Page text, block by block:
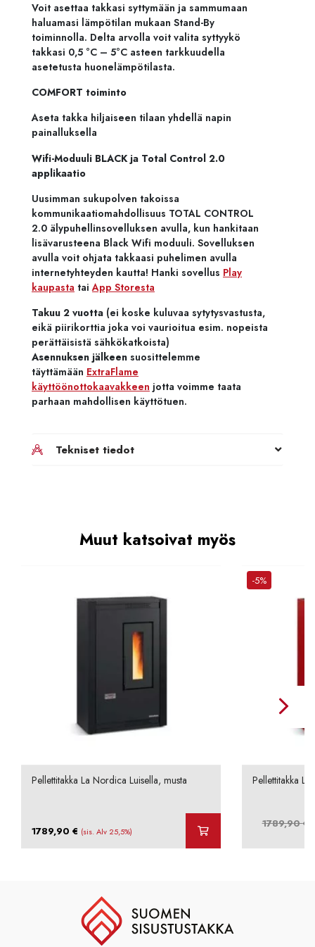
Voit asettaa takkasi syttymään ja sammumaan
haluamasi lämpötilan mukaan Stand-By
toiminnolla. Delta arvolla voit valita syttyykö
takkasi 0,5 °C – 5°C asteen tarkkuudella
asetetusta huonelämpötilasta.
COMFORT toiminto
Aseta takka hiljaiseen tilaan yhdellä napin
painalluksella
Wifi-Moduuli BLACK ja Total Control 2.0
applikaatio
Uusimman sukupolven takoissa
kommunikaatiomahdollisuus TOTAL CONTROL
2.0 älypuhellinsovelluksen avulla, kun hankitaan
lisävarusteena Black Wifi moduuli. Sovelluksen
avulla voit ohjata takkaasi puhelimen avulla
internetyhteyden kautta! Hanki sovellus Play
kaupasta tai App Storesta
Takuu 2 vuotta (ei koske kuluvaa sytytysvastusta,
eikä piirikorttia joka voi vaurioitua esim. nopeista
perättäisistä sähkökatkoista)
Asennuksen jälkeen suosittelemme
täyttämään ExtraFlame
käyttöönottokaavakkeen jotta voimme taata
parhaan mahdollisen käyttötuen.
Tekniset tiedot
Muut katsoivat myös
Pellettitakka La Nordica Luisella, musta
1789,90€ (sis. Alv 25,5%)
-5%
Pellettitakka
1789,90€